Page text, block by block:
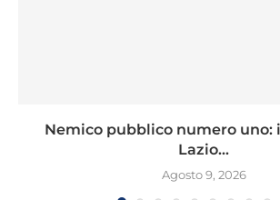
Nemico pubblico numero uno:
Lazio...
Agosto 9, 2026